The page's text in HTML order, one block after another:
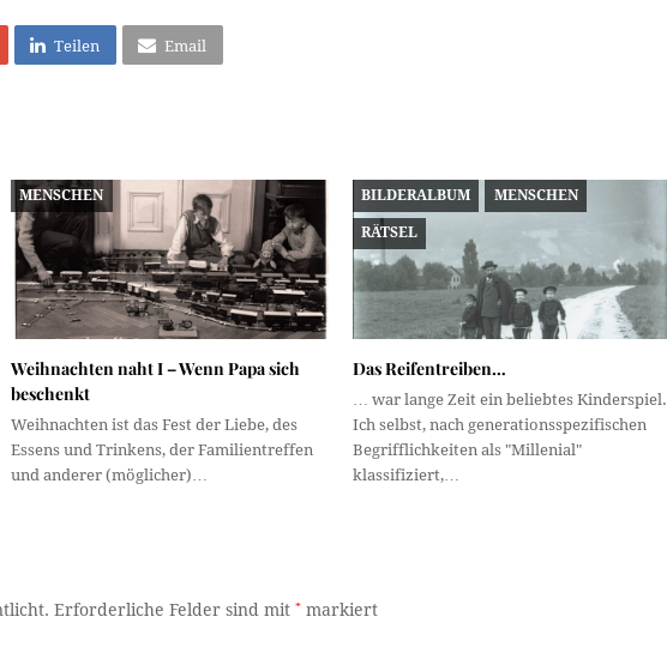
Teilen Email
MENSCHEN
Weihnachten naht I – Wenn Papa sich
beschenkt
Weihnachten ist das Fest der Liebe, des
Essens und Trinkens, der Familientreffen
und anderer (möglicher)…
BILDERALBUM MENSCHEN
RÄTSEL
Das Reifentreiben…
… war lange Zeit ein beliebtes Kinderspiel.
Ich selbst, nach generationsspezifischen
Begrifflichkeiten als "Millenial"
klassifiziert,…
Erforderliche Felder sind mit* markiert